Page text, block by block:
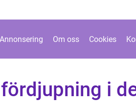
Annonsering Om oss Cookies
i